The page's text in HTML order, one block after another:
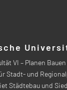
VI – Planen
Stadt- und
Städtebau und